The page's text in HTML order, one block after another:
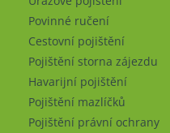
Povinné ručení
Cestovní pojištění
Pojištění storna zájezdu
Havarijní pojištění
Pojištění mazlíčků
Pojištění právní ochrany